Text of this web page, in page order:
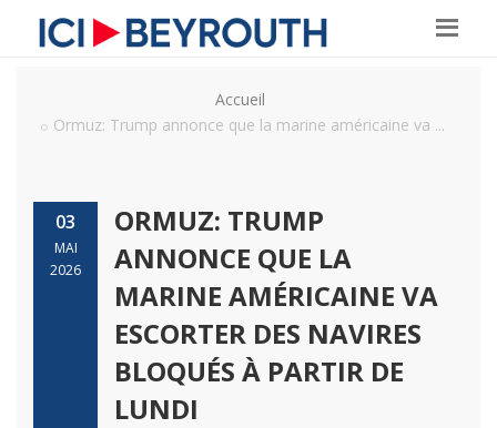
Accueil
Ormuz: Trump annonce que la marine américaine va ...
03
MAI
2026
ORMUZ: TRUMP
ANNONCE QUE LA
MARINE AMÉRICAINE VA
ESCORTER DES NAVIRES
BLOQUÉS À PARTIR DE
LUNDI